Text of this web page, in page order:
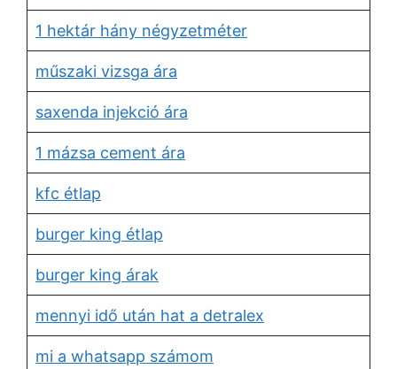
1 hektár hány négyzetméter
műszaki vizsga ára
saxenda injekció ára
1 mázsa cement ára
kfc étlap
burger king étlap
burger king árak
mennyi idő után hat a detralex
mi a whatsapp számom